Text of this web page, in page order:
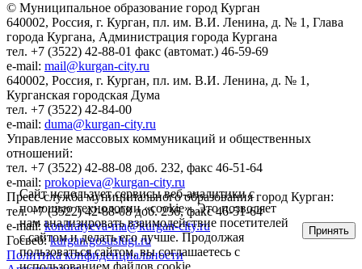
© Муниципальное образование город Курган
640002, Россия, г. Курган, пл. им. В.И. Ленина, д. № 1, Глава
города Кургана, Администрация города Кургана
тел. +7 (3522) 42-88-01 факс (автомат.) 46-59-69
e-mail: mail@kurgan-city.ru
640002, Россия, г. Курган, пл. им. В.И. Ленина, д. № 1,
Курганская городская Дума
тел. +7 (3522) 42-84-00
e-mail: duma@kurgan-city.ru
Управление массовых коммуникаций и общественных
отношений:
тел. +7 (3522) 42-88-08 доб. 232, факс 46-51-64
e-mail: prokopieva@kurgan-city.ru
Пресс-служба муниципального образования город Курган:
тел. +7 (3522) 42-88-08 доб. 236, факс 46-51-64
e-mail:kondratyeva-ma@kurgan-city.ru
Госвеб:kurgan.gosuslugi.ru
Политика конфиденциальности
Сайт использует сервисы веб-аналитики с
помощью технологии «cookie». Это позволяет
нам анализировать взаимодействие посетителей
с сайтом и делать его лучше. Продолжая
пользоваться сайтом, вы соглашаетесь с
использованием файлов cookie.
Принять